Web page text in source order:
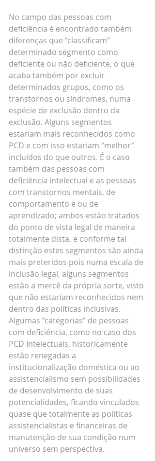
No campo das pessoas com
deficiência é encontrado também
diferenças que “classificam”
determinado segmento como
deficiente ou não deficiente, o que
acaba também por excluir
determinados grupos, como os
transtornos ou síndromes, numa
espécie de exclusão dentro da
exclusão. Alguns segmentos
estariam mais reconhecidos como
PCD e com isso estariam “melhor”
incluídos do que outros. É o caso
também das pessoas com
deficiência intelectual e as pessoas
com transtornos mentais, de
comportamento e ou de
aprendizado; ambos estão tratados
do ponto de vista legal de maneira
totalmente dista, e conforme tal
distinção estes segmentos são ainda
mais preteridos pois numa escala de
inclusão legal, alguns segmentos
estão a mercê da própria sorte, visto
que não estariam reconhecidos nem
dentro das políticas inclusivas.
Algumas “categorias” de pessoas
com deficiência, como no caso dos
PCD Intelectuais, historicamente
estão renegadas a
institucionalização doméstica ou ao
assistencialismo sem possibilidades
de desenvolvimento de suas
potencialidades, ficando vinculados
quase que totalmente as políticas
assistencialistas e financeiras de
manutenção de sua condição num
universo sem perspectiva.